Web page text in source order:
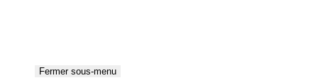
Fermer sous-menu